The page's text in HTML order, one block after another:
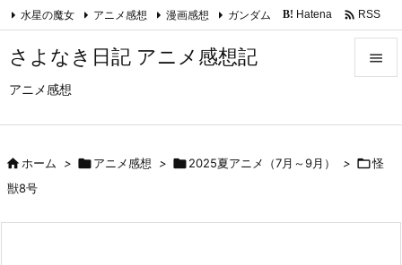
さよなき日記 アニメ感想記
アニメ感想

サイド
水星の魔女 アニメ感想 漫画感想 ガンダム B! Hatena  RSS
ホーム > アニメ感想 > 2025夏アニメ（7月～9月） > 怪
獣8号